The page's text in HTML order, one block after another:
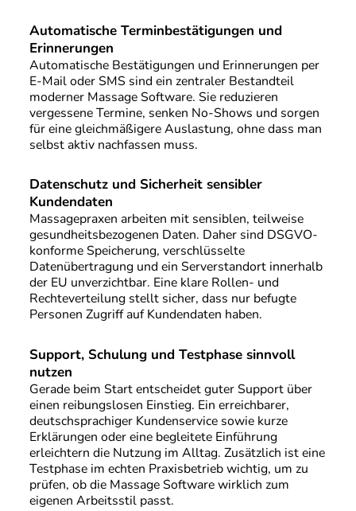
Automatische Terminbestätigungen und
Erinnerungen
Automatische Bestätigungen und Erinnerungen per
E-Mail oder SMS sind ein zentraler Bestandteil
moderner Massage Software. Sie reduzieren
vergessene Termine, senken No-Shows und sorgen
für eine gleichmäßigere Auslastung, ohne dass man
selbst aktiv nachfassen muss.
Datenschutz und Sicherheit sensibler
Kundendaten
Massagepraxen arbeiten mit sensiblen, teilweise
gesundheitsbezogenen Daten. Daher sind DSGVO-
konforme Speicherung, verschlüsselte
Datenübertragung und ein Serverstandort innerhalb
der EU unverzichtbar. Eine klare Rollen- und
Rechteverteilung stellt sicher, dass nur befugte
Personen Zugriff auf Kundendaten haben.
Support, Schulung und Testphase sinnvoll
nutzen
Gerade beim Start entscheidet guter Support über
einen reibungslosen Einstieg. Ein erreichbarer,
deutschsprachiger Kundenservice sowie kurze
Erklärungen oder eine begleitete Einführung
erleichtern die Nutzung im Alltag. Zusätzlich ist eine
Testphase im echten Praxisbetrieb wichtig, um zu
prüfen, ob die Massage Software wirklich zum
eigenen Arbeitsstil passt.